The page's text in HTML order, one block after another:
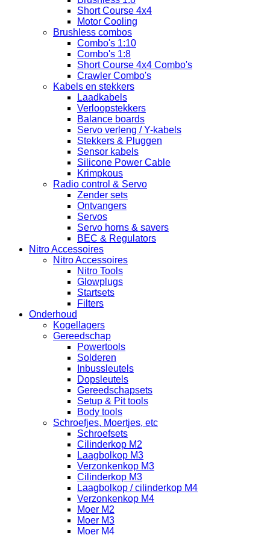
Short Course 4x4
Motor Cooling
Brushless combos
Combo's 1:10
Combo's 1:8
Short Course 4x4 Combo's
Crawler Combo's
Kabels en stekkers
Laadkabels
Verloopstekkers
Balance boards
Servo verleng / Y-kabels
Stekkers & Pluggen
Sensor kabels
Silicone Power Cable
Krimpkous
Radio control & Servo
Zender sets
Ontvangers
Servos
Servo horns & savers
BEC & Regulators
Nitro Accessoires
Nitro Accessoires
Nitro Tools
Glowplugs
Startsets
Filters
Onderhoud
Kogellagers
Gereedschap
Powertools
Solderen
Inbussleutels
Dopsleutels
Gereedschapsets
Setup & Pit tools
Body tools
Schroefjes, Moertjes, etc
Schroefsets
Cilinderkop M2
Laagbolkop M3
Verzonkenkop M3
Cilinderkop M3
Laagbolkop / cilinderkop M4
Verzonkenkop M4
Moer M2
Moer M3
Moer M4